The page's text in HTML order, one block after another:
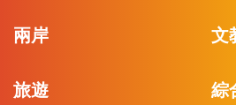
兩岸 文
旅遊 綜